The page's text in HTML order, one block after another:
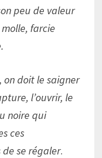
peu de valeur
farcie
on doit le saigner
l’ouvrir, le
noire qui
ces
se régaler.